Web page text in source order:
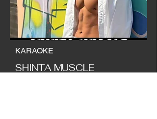
KARAOKE
SHINTA MUSCLE